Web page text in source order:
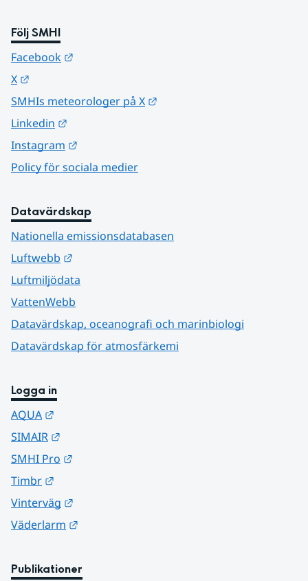
Följ SMHI
Facebook
X
SMHIs meteorologer på X
Linkedin
Instagram
Policy för sociala medier
Datavärdskap
Nationella emissionsdatabasen
Luftwebb
Luftmiljödata
VattenWebb
Datavärdskap, oceanografi och marinbiologi
Datavärdskap för atmosfärkemi
Logga in
AQUA
SIMAIR
SMHI Pro
Timbr
Vinterväg
Väderlarm
Publikationer